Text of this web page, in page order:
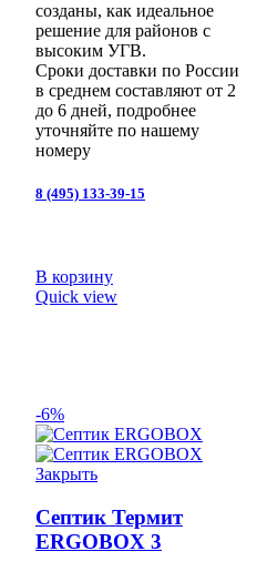
созданы, как идеальное
решение для районов с
высоким УГВ.
Сроки доставки по России
в среднем составляют от 2
до 6 дней, подробнее
уточняйте по нашему
номеру
8 (495) 133-39-15
В корзину
Quick view
-6%
Закрыть
Септик Термит
ERGOBOX 3